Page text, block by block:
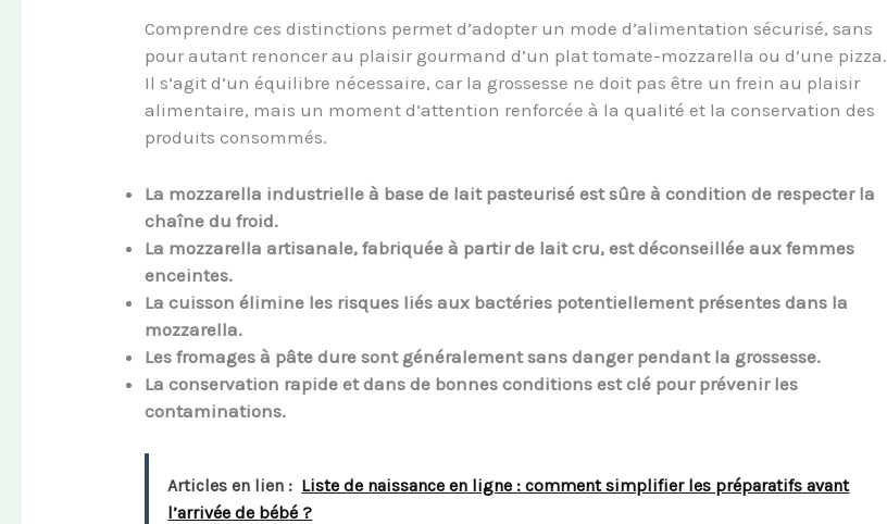
Comprendre ces distinctions permet d’adopter un mode d’alimentation sécurisé, sans
pour autant renoncer au plaisir gourmand d’un plat tomate-mozzarella ou d’une pizza.
Il s’agit d’un équilibre nécessaire, car la grossesse ne doit pas être un frein au plaisir
alimentaire, mais un moment d’attention renforcée à la qualité et la conservation des
produits consommés.
La mozzarella industrielle à base de lait pasteurisé est sûre à condition de respecter la
chaîne du froid.
La mozzarella artisanale, fabriquée à partir de lait cru, est déconseillée aux femmes
enceintes.
La cuisson élimine les risques liés aux bactéries potentiellement présentes dans la
mozzarella.
Les fromages à pâte dure sont généralement sans danger pendant la grossesse.
La conservation rapide et dans de bonnes conditions est clé pour prévenir les
contaminations.
Articles en lien : Liste de naissance en ligne : comment simplifier les préparatifs avant
l’arrivée de bébé ?